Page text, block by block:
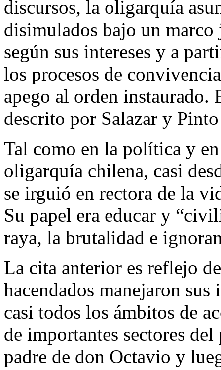
discursos, la oligarquía
disimulados bajo un
según sus intereses y a
los procesos de
apego al orden instaurado.
descrito por Salazar y
Tal como en la política y
oligarquía chilena, casi
se irguió en rectora de la
Su papel era educar y
raya, la brutalidad e
La cita anterior es reflejo
hacendados manejaron
casi todos los ámbitos de
de importantes sectores
padre de don Octavio y